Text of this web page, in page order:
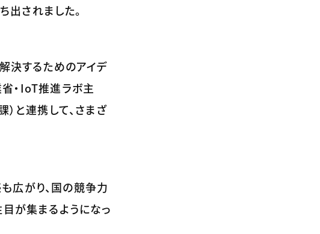
出されました。
決するためのアイデ
・IoT推進ラボ主
と連携して、さまざ
広がり、国の競争力
が集まるようになっ